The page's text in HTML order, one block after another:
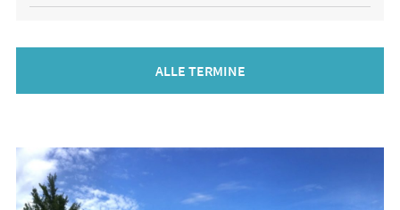
ALLE TERMINE